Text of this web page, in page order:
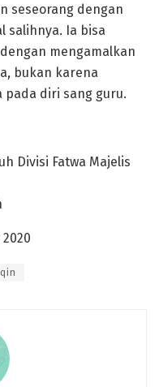
seseorang dengan
salihnya. Ia bisa
mengamalkan
bukan karena
pada diri sang guru.
Divisi Fatwa Majelis